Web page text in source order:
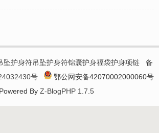
坠护身符吊坠护身符锦囊护身福袋护身项链备
号
鄂公网安备42070002000060号
By Z-BlogPHP 1.7.5